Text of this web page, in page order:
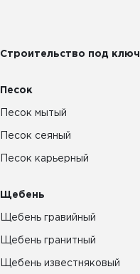
Строительство под ключ
Песок
Песок мытый
Песок сеяный
Песок карьерный
Щебень
Щебень гравийный
Щебень гранитный
Щебень известняковый